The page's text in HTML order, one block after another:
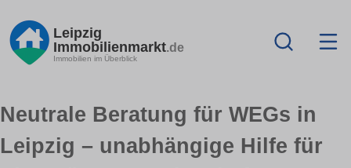
Leipzig
Immobilienmarkt.de
Immobilien im Überblick
Neutrale Beratung für WEGs in
Leipzig – unabhängige Hilfe für